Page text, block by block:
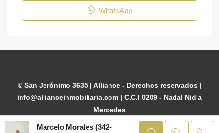
WhatsApp
© San Jerónimo 3635 | Alliance - Derechos reservados |
info@allianceinmobiliaria.com | C.C.I 0209 - Nadal Nidia
Mercedes
Marcelo Morales (342-